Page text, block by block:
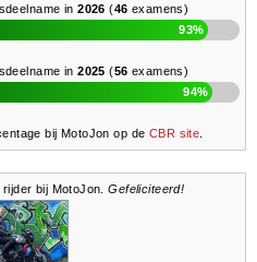
in2026 (46 examens)
93%
in2025 (56 examens)
94%
bij MotoJon op de CBR site
rijder bij MotoJon.Gefeliciteerd!